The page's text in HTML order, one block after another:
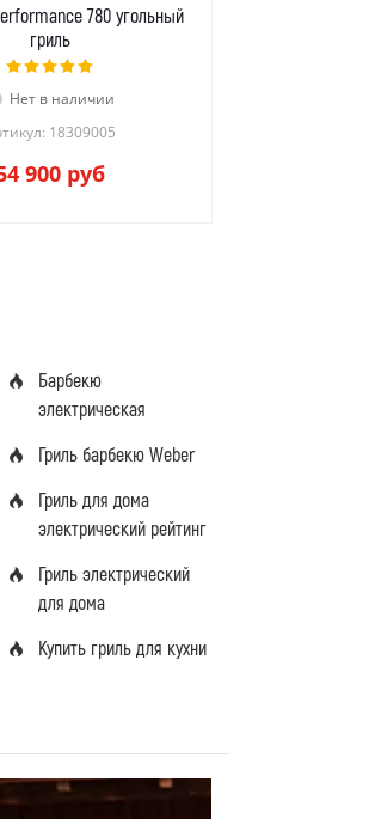
780 угольный
гриль
Нет в наличии
18309005
900 руб
Барбекю
электрическая
Гриль барбекю Weber
Гриль для дома
электрический рейтинг
Гриль электрический
для дома
Купить гриль для кухни